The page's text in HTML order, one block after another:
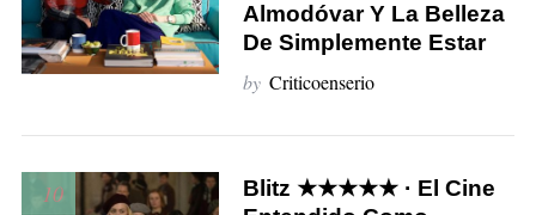
Almodóvar Y La Belleza
De Simplemente Estar
by Criticoenserio
10
Blitz ★★★★★ · El Cine